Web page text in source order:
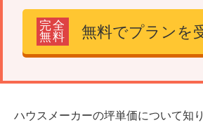
完全
無料
無料でプランを
ハウスメーカーの坪単価について知